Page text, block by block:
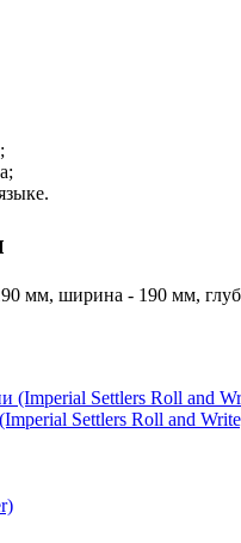
мм, ширина - 190 мм,
Settlers Roll and